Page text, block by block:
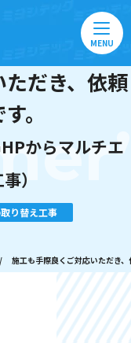
MENU
だき、依頼
。
からマルチエ
）
り替え工事
/ 施工も手際良くご対応いただき